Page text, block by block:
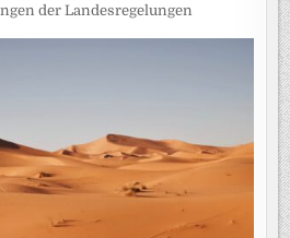
der Landesregelungen